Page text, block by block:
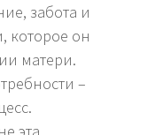
забота и
которое он
матери.
–